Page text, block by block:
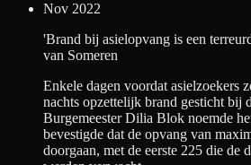
Nov 2022
'Brand bij asielopvang is een
van Someren
Enkele dagen voordat asielzoekers
nachts opzettelijk brand gesticht bij
Burgemeester Dilia Blok noemde
bevestigde dat de opvang van
doorgaan, met de eerste 225 die de